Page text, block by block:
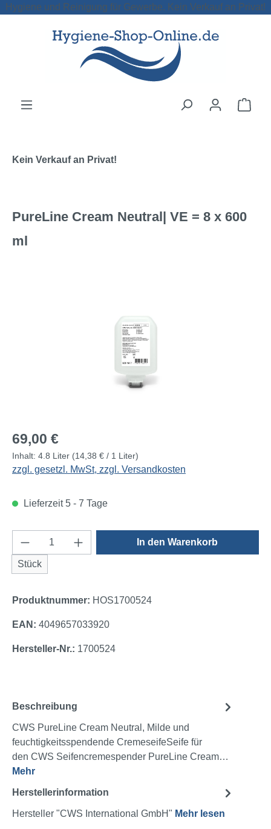
Zum Hauptinhalt springen
Hygiene und Reinigung für Gewerbe. Kein Verkauf an Privat!
Kein Verkauf an Privat!
PureLine Cream Neutral| VE = 8 x 600
ml
Regulärer Preis:
69,00 €
Inhalt: 4.8 Liter (14,38 € / 1 Liter)
zzgl. gesetzl. MwSt, zzgl. Versandkosten
Lieferzeit 5 - 7 Tage
Produkt Anzahl: Gib den gewünschten
Stück
In den Warenkorb
Produktnummer: HOS1700524
EAN: 4049657033920
Hersteller-Nr.: 1700524
Beschreibung
CWS PureLine Cream Neutral, Milde und
feuchtigkeitsspendende CremeseifeSeife für
den CWS Seifencremespender PureLine Cream…
Mehr
Herstellerinformation
Hersteller "CWS International GmbH" Mehr lesen